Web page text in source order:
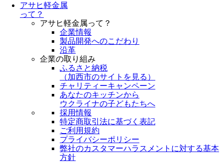
アサヒ軽金属
って？
アサヒ軽金属って？
企業情報
製品開発へのこだわり
沿革
企業の取り組み
ふるさと納税
（加西市のサイトを見る ）
チャリティーキャンペーン
あなたのキッチンから
ウクライナの子どもたちへ
採用情報
特定商取引法に基づく表記
ご利用規約
プライバシーポリシー
弊社のカスタマーハラスメントに対する基本
方針